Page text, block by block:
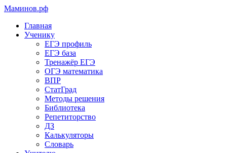
Маминов.рф
Главная
Ученику
ЕГЭ профиль
ЕГЭ база
Тренажёр ЕГЭ
ОГЭ математика
ВПР
СтатГрад
Методы решения
Библиотека
Репетиторство
ДЗ
Калькуляторы
Словарь